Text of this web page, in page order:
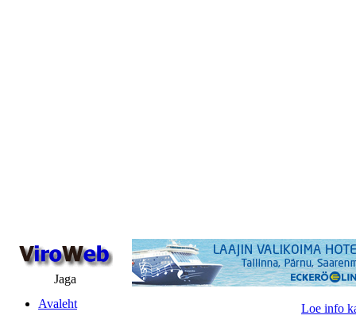
Jaga
Avaleht
Loe info